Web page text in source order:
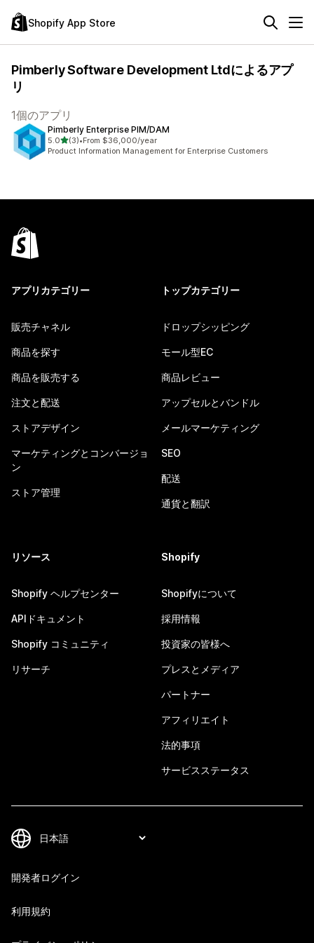
Shopify App Store
Pimberly Software Development Ltdによるアプ
リ
1個のアプリ
Pimberly Enterprise PIM/DAM
5.05つ星中
(3)
合計レビュー数：3件
•From $36,000/year
Product Information Management for Enterprise Customers
アプリカテゴリー
販売チャネル
商品を探す
商品を販売する
注文と配送
ストアデザイン
マーケティングとコンバージョ
ン
ストア管理
トップカテゴリー
ドロップシッピング
モール型EC
商品レビュー
アップセルとバンドル
メールマーケティング
SEO
配送
通貨と翻訳
リソース
Shopify ヘルプセンター
APIドキュメント
Shopify コミュニティ
リサーチ
Shopify
Shopifyについて
採用情報
投資家の皆様へ
プレスとメディア
パートナー
アフィリエイト
法的事項
サービスステータス
開発者ログイン
利用規約